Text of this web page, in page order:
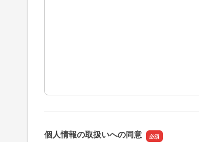
個人情報の取扱いへの同意